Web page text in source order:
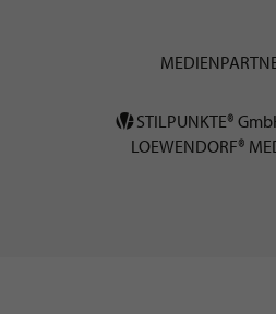
STILPUNKTE®
LOEWENDORF®